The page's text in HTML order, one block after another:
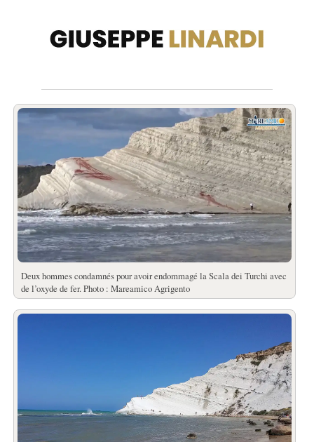
Deux hommes condamnés pour avoir endommagé la Scala dei Turchi avec
de l’oxyde de fer. Photo : Mareamico Agrigento